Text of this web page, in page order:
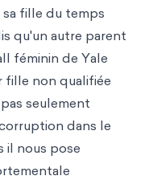
fille du temps
qu'un autre parent
féminin de Yale
fille non qualifiée
seulement
dans le
il nous pose